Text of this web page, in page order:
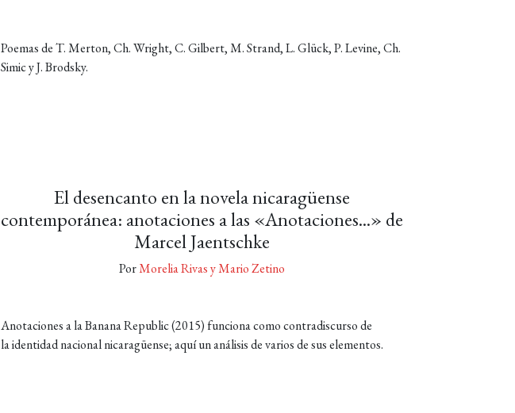
Poemas de T. Merton, Ch. Wright, C. Gilbert, M. Strand, L. Glück, P. Levine, Ch.
Simic y J. Brodsky.
El desencanto en la novela nicaragüense
contemporánea: anotaciones a las «Anotaciones...» de
Marcel Jaentschke
PorMorelia Rivas y Mario Zetino
Anotaciones a la Banana Republic (2015) funciona como contradiscurso de
la identidad nacional nicaragüense; aquí un análisis de varios de sus elementos.